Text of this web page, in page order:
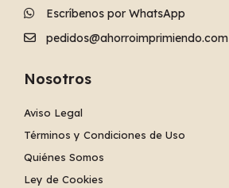
Escríbenos por WhatsApp
pedidos@ahorroimprimiendo.com
Nosotros
Aviso Legal
Términos y Condiciones de Uso
Quiénes Somos
Ley de Cookies